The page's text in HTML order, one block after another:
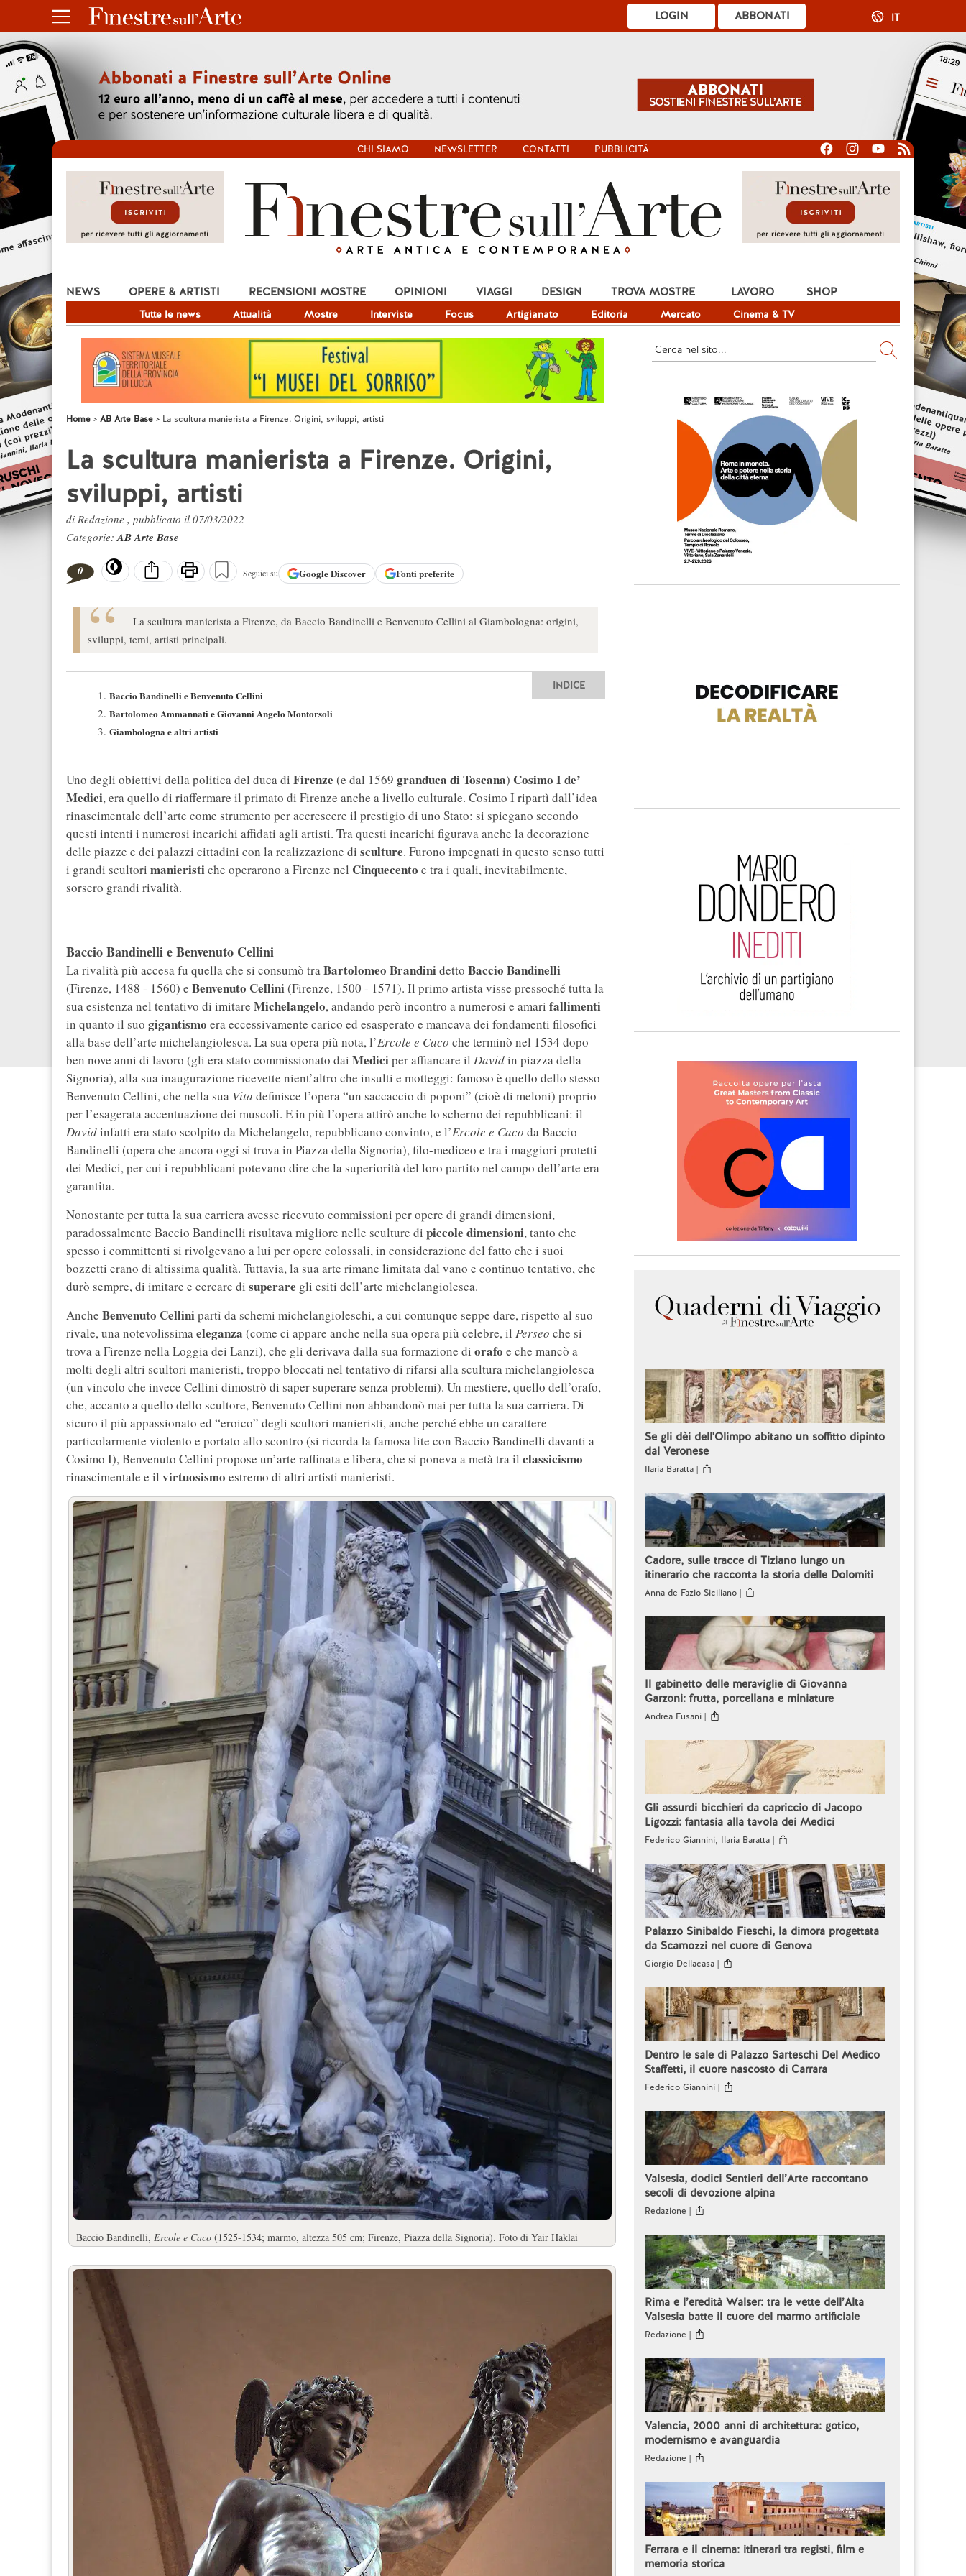
ABBONATI
LOGIN IT
CHI SIAMO NEWSLETTER CONTATTI PUBBLICITÀ
NEWS
Tutte le news Attualità Mostre Interviste Focus Artigianato Editoria Mercato Cinema & TV
OPERE & ARTISTI RECENSIONI MOSTRE OPINIONI VIAGGI DESIGN TROVA MOSTRE LAVORO SHOP
Home AB Arte Base La scultura manierista a Firenze. Origini, sviluppi, artisti
La scultura manierista a Firenze. Origini,
sviluppi, artisti
di Redazione , pubblicato il 07/03/2022
Categorie:AB Arte Base
0 Seguici su GoogleDiscover Fonti preferite
La scultura manierista a Firenze, da Baccio Bandinelli e Benvenuto Cellini al Giambologna: origini,
sviluppi, temi, artisti principali.
INDICE
Baccio Bandinelli e Benvenuto Cellini
Bartolomeo Ammannati e Giovanni Angelo Montorsoli
Giambologna e altri artisti
Uno degli obiettivi della politica del duca di Firenze (e dal 1569 granduca di Toscana) Cosimo I de’
Medici, era quello di riaffermare il primato di Firenze anche a livello culturale. Cosimo I ripartì dall’idea
rinascimentale dell’arte come strumento per accrescere il prestigio di uno Stato: si spiegano secondo
questi intenti i numerosi incarichi affidati agli artisti. Tra questi incarichi figurava anche la decorazione
delle piazze e dei palazzi cittadini con la realizzazione di sculture. Furono impegnati in questo senso tutti
i grandi scultori manieristiche operarono a Firenze nel Cinquecento e tra i quali, inevitabilmente,
sorsero grandi rivalità.
Baccio Bandinelli e Benvenuto Cellini
La rivalità più accesa fu quella che si consumò traBartolomeo Brandinidetto Baccio Bandinelli
(Firenze, 1488 - 1560) e Benvenuto Cellini(Firenze, 1500 - 1571). Il primo artista visse pressoché tutta la
sua esistenza nel tentativo di imitare Michelangelo, andando però incontro a numerosi e amari fallimenti
in quanto il suo gigantismo era eccessivamente carico ed esasperato e mancava dei fondamenti filosofici
alla base dell’arte michelangiolesca. La sua opera più nota, l’Ercole e Caco che terminò nel 1534 dopo
ben nove anni di lavoro (gli era stato commissionato dai Mediciper affiancare il Davidin piazza della
Signoria), alla sua inaugurazione ricevette nient’altro che insulti e motteggi: famoso è quello dello stesso
Benvenuto Cellini, che nella sua Vita definisce l’opera “un saccaccio di poponi” (cioè di meloni) proprio
per l’esagerata accentuazione dei muscoli. E in più l’opera attirò anche lo scherno dei repubblicani: il
Davidinfatti era stato scolpito da Michelangelo, repubblicano convinto, e l’Ercole e Caco da Baccio
Bandinelli (opera che ancora oggi si trova in Piazza della Signoria), filo-mediceo e tra i maggiori protetti
dei Medici, per cui i repubblicani potevano dire che la superiorità del loro partito nel campo dell’arte era
garantita.
Nonostante per tutta la sua carriera avesse ricevuto commissioni per opere di grandi dimensioni,
paradossalmente Baccio Bandinelli risultava migliore nelle sculture di piccole dimensioni, tanto che
spesso i committenti si rivolgevano a lui per opere colossali, in considerazione del fatto che i suoi
bozzetti erano di altissima qualità. Tuttavia, la sua arte rimane limitata dal vano e continuo tentativo, che
durò sempre, di imitare e cercare di superare gli esiti dell’arte michelangiolesca.
Anche Benvenuto Cellinipartì da schemi michelangioleschi, a cui comunque seppe dare, rispetto al suo
rivale, una notevolissimaeleganza (come ci appare anche nella sua opera più celebre, il Perseo che si
trova a Firenze nella Loggia dei Lanzi), che gli derivava dalla sua formazione di orafo e che mancò a
molti degli altri scultori manieristi, troppo bloccati nel tentativo di rifarsi alla scultura michelangiolesca
(un vincolo che invece Cellini dimostrò di saper superare senza problemi). Un mestiere, quello dell’orafo,
che, accanto a quello dello scultore, Benvenuto Cellini non abbandonò mai per tutta la sua carriera. Di
sicuro il più appassionato ed “eroico” degli scultori manieristi, anche perché ebbe un carattere
particolarmente violento e portato allo scontro (si ricorda la famosa lite con Baccio Bandinelli davanti a
Cosimo I), Benvenuto Cellini propose un’arte raffinata e libera, che si poneva a metà tra il classicismo
rinascimentale e il virtuosismo estremo di altri artisti manieristi.
Baccio Bandinelli, Ercole e Caco (1525-1534; marmo, altezza 505 cm; Firenze, Piazza della Signoria). Foto di Yair Haklai
Se gli dèi dell'Olimpo abitano un soffitto dipinto
dal Veronese
Ilaria Baratta |
Cadore, sulle tracce di Tiziano lungo un
itinerario che racconta la storia delle Dolomiti
Anna de Fazio Siciliano |
Il gabinetto delle meraviglie di Giovanna
Garzoni: frutta, porcellana e miniature
Andrea Fusani |
Gli assurdi bicchieri da capriccio di Jacopo
Ligozzi: fantasia alla tavola dei Medici
Federico Giannini, Ilaria Baratta |
Palazzo Sinibaldo Fieschi, la dimora progettata
da Scamozzi nel cuore di Genova
Giorgio Dellacasa |
Dentro le sale di Palazzo Sarteschi Del Medico
Staffetti, il cuore nascosto di Carrara
Federico Giannini |
Valsesia, dodici Sentieri dell’Arte raccontano
secoli di devozione alpina
Redazione |
Rima e l’eredità Walser: tra le vette dell’Alta
Valsesia batte il cuore del marmo artificiale
Redazione |
Valencia, 2000 anni di architettura: gotico,
modernismo e avanguardia
Redazione |
Ferrara e il cinema: itinerari tra registi, film e
memoria storica